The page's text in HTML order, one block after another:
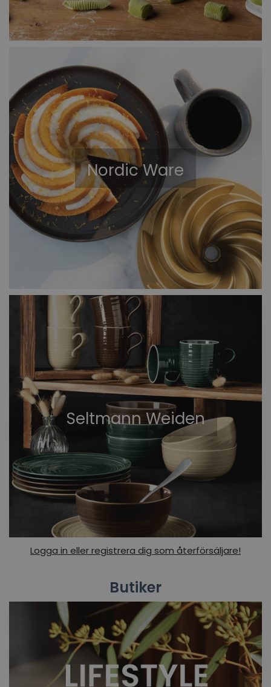
Nordic Ware
Seltmann Weiden
Logga in eller registrera dig som återförsäljare!
Butiker